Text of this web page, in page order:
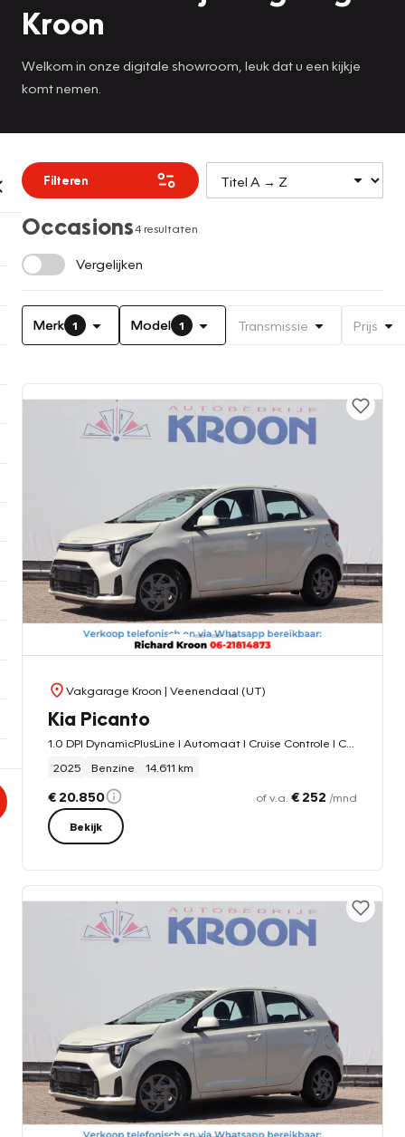
Kroon
Welkom in onze digitale showroom, leuk dat u een kijkje
komt nemen.
Filteren
Occasions4 resultaten
Vergelijken
Merk 1 Model 1 Transmissie Prijs
Vakgarage Kroon | Veenendaal (UT)
Kia Picanto
2025
Benzine 14.611 km
€ 20.850 of v.a. € 252 /mnd
Bekijk